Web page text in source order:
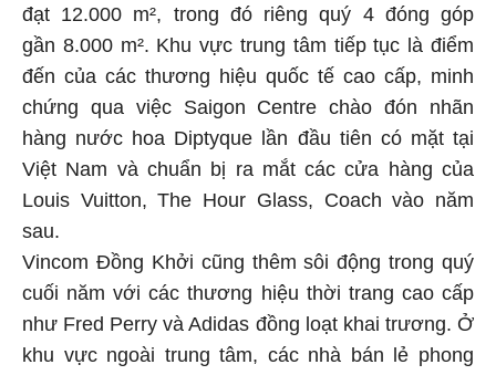
đạt 12.000 m², trong đó riêng quý 4 đóng góp
gần 8.000 m². Khu vực trung tâm tiếp tục là điểm
đến của các thương hiệu quốc tế cao cấp, minh
chứng qua việc Saigon Centre chào đón nhãn
hàng nước hoa Diptyque lần đầu tiên có mặt tại
Việt Nam và chuẩn bị ra mắt các cửa hàng của
Louis Vuitton, The Hour Glass, Coach vào năm
sau.
Vincom Đồng Khởi cũng thêm sôi động trong quý
cuối năm với các thương hiệu thời trang cao cấp
như Fred Perry và Adidas đồng loạt khai trương. Ở
khu vực ngoài trung tâm, các nhà bán lẻ phong